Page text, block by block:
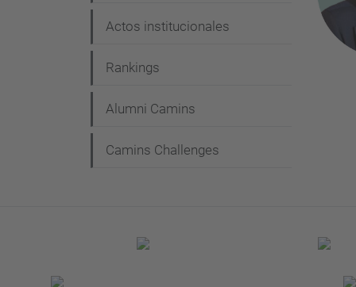
Actos institucionales
Rankings
Alumni Camins
Camins Challenges